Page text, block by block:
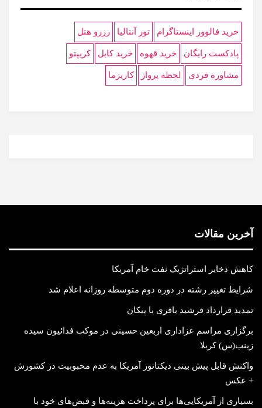
خرید فالوور اینستاگرام تور آنتالیا رزرو هتل
پادکست رایگان خرید قهوه خرید کابل کریپتو
مشاوره فردی لحظه پرواز کاریزما
آخرین مقالات
کاهش ذخایر استراتژیک نفت خام آمریکا
شرایط تغییر رشته در دوره دوم متوسطه روزانه اعلام شد
تمدید قرارداد فرشید باقری با پیکان
برگزاری مراسم عزاداری اربعین حسینی در موکب فدائیون سیده
زینب(س) کربلا
واکنش قابل پیش بینی دیکتاتور آمریکا به عدم محبوبیت در کشورش
+ عکس
بسیاری از آمریکایی‌ها برای پرداخت هزینه‌ها و قبض‌های خود با